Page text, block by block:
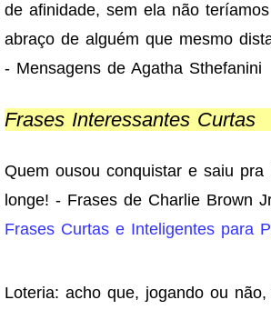
de afinidade, sem ela não
abraço de alguém que mesmo
- Mensagens de Agatha Sthefanini
Frases Interessantes Curtas
Quem ousou conquistar e saiu pra
longe! - Frases de Charlie Brown
Frases Curtas e Inteligentes para
Loteria: acho que, jogando ou